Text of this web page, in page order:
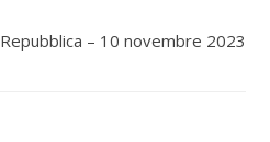
Repubblica – 10 novembre 2023